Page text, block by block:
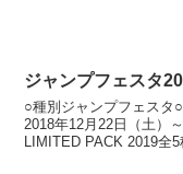
ジャンプフェスタ
○種別ジャンプフェスタ
2018年12月22日（土）
LIMITED PACK 2019全